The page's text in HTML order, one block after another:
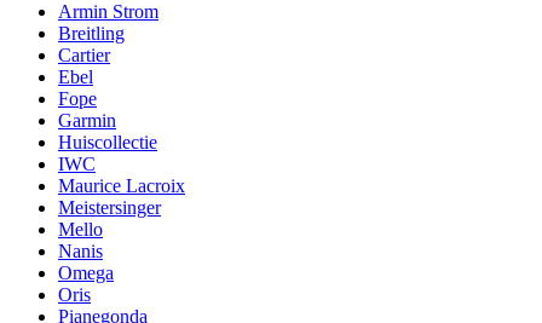
Armin Strom
Breitling
Cartier
Ebel
Fope
Garmin
Huiscollectie
IWC
Maurice Lacroix
Meistersinger
Mello
Nanis
Omega
Oris
Pianegonda